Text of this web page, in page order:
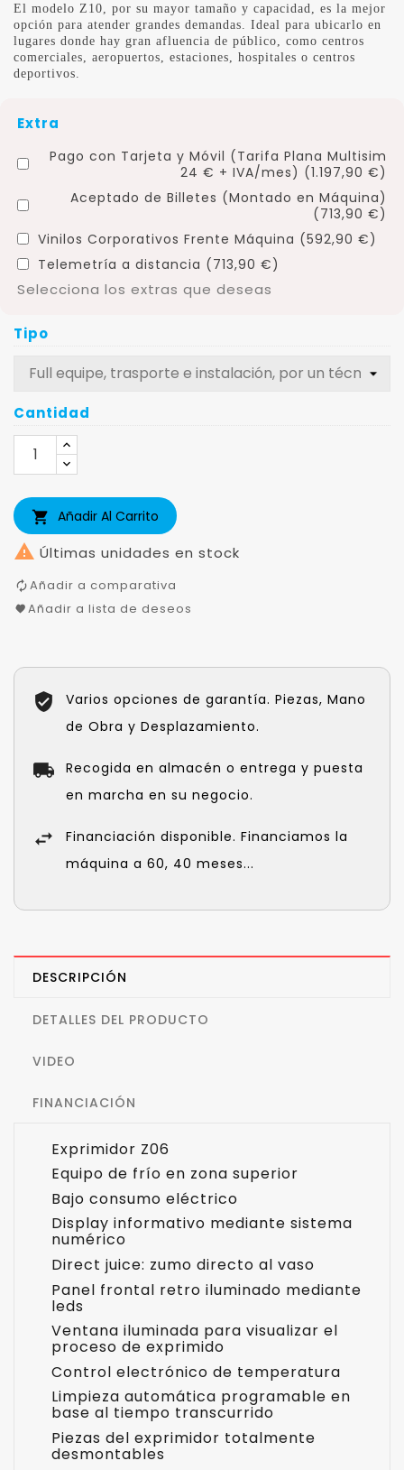
El modelo Z10, por su mayor tamaño y capacidad, es la mejor
opción para atender grandes demandas. Ideal para ubicarlo en
lugares donde hay gran afluencia de público, como centros
comerciales, aeropuertos, estaciones, hospitales o centros
deportivos.
Extra
Pago con Tarjeta y Móvil (Tarifa Plana Multisim
24 € + IVA/mes) (1.197,90 €)
Aceptado de Billetes (Montado en Máquina)
(713,90 €)
Vinilos Corporativos Frente Máquina (592,90 €)
Telemetría a distancia (713,90 €)
Selecciona los extras que deseas
Tipo
Cantidad
 Añadir Al Carrito
 Últimas unidades en stock
Añadir a comparativa
Añadir a lista de deseos
Varios opciones de garantía. Piezas, Mano
de Obra y Desplazamiento.
Recogida en almacén o entrega y puesta
en marcha en su negocio.
Financiación disponible. Financiamos la
máquina a 60, 40 meses...
DESCRIPCIÓN
DETALLES DEL PRODUCTO
VIDEO
FINANCIACIÓN
Exprimidor Z06
Equipo de frío en zona superior
Bajo consumo eléctrico
Display informativo mediante sistema
numérico
Direct juice: zumo directo al vaso
Panel frontal retro iluminado mediante
leds
Ventana iluminada para visualizar el
proceso de exprimido
Control electrónico de temperatura
Limpieza automática programable en
base al tiempo transcurrido
Piezas del exprimidor totalmente
desmontables